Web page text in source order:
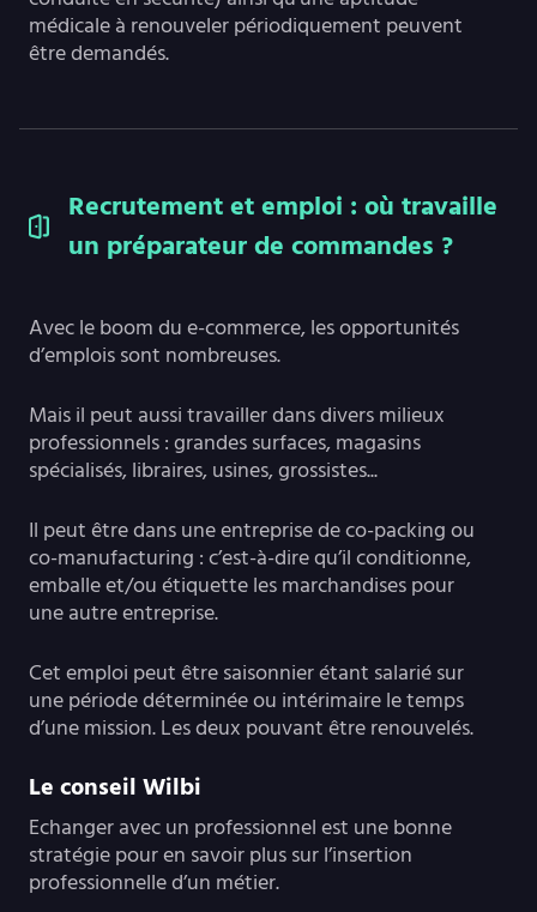
médicale à renouveler périodiquement peuvent
être demandés.
Recrutement et emploi : où travaille
un préparateur de commandes ?
Avec le boom du e-commerce, les opportunités
d’emplois sont nombreuses.
Mais il peut aussi travailler dans divers milieux
professionnels : grandes surfaces, magasins
spécialisés, libraires, usines, grossistes...
Il peut être dans une entreprise de co-packing ou
co-manufacturing : c’est-à-dire qu’il conditionne,
emballe et/ou étiquette les marchandises pour
une autre entreprise.
Cet emploi peut être saisonnier étant salarié sur
une période déterminée ou intérimaire le temps
d’une mission. Les deux pouvant être renouvelés.
Le conseil Wilbi
Echanger avec un professionnel est une bonne
stratégie pour en savoir plus sur l’insertion
professionnelle d’un métier.